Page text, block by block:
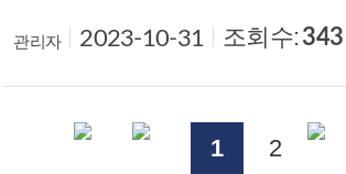
관리자 2023-10-31 조회수: 343
1 2